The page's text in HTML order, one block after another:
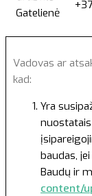
Gatelienė
Vadovas ar
kad:
Yra
baudas,
Baudų ir
content/